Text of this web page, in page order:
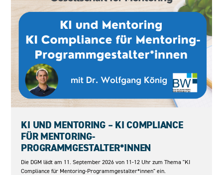
KI UND MENTORING – KI COMPLIANCE
FÜR MENTORING-
PROGRAMMGESTALTER*INNEN
Die DGM lädt am 11. September 2026 von 11-12 Uhr zum Thema "KI
Compliance für Mentoring-Programmgestalter*innen" ein.